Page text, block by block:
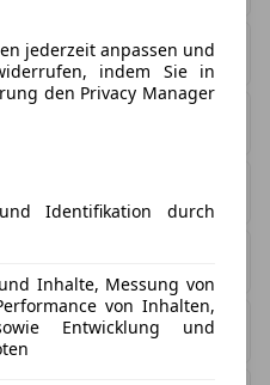
0,00 €
jederzeit anpassen und
indem Sie in
den Privacy Manager
Identifikation durch
Inhalte, Messung von
von Inhalten,
Entwicklung und